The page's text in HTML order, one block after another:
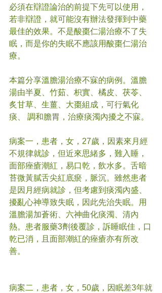
必須在辯證論治的前提下先可以使用，
若非辯證，就可能沒有辦法發揮到中藥
最佳的效果。不是酸棗仁湯治療不了失
眠，而是你的失眠不應該用酸棗仁湯治
療。
本篇分享溫膽湯治療不寐的病例。溫膽
湯由半夏、竹茹、枳實、橘皮、茯苓、
炙甘草、生薑、大棗組成，可行氣化
痰、 調和膽胃，治療痰濁內擾之不寐。
病案一，患者，女，27歲，因素來月經
不規律就診，但近來思緒多，難入睡，
面部痤瘡潮紅，易口乾，飲水多。舌暗
苔微黃膩舌尖紅底瘀，脈沉。雖然患者
是因月經病就診，但考慮到痰濁內盛、
擾亂心神導致失眠，因此先治失眠。用
溫膽湯加蒼術、六神曲化痰濁、清內
熱。患者服藥3劑後覆診，訴睡眠佳，口
乾已消，且面部潮紅的痤瘡亦有所改
善。
病案二，患者，女，50歲，因眠差3年就